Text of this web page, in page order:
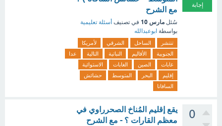
إجابة
مع الشرح
سُئل مارس 10 في تصنيف أسئلة تعليمية
بواسطة ابوعبدالله
تنتشر الساحل الشرقي
لأمريكا
الجنوبية
الأقاليم النباتية التالية
عدا
غابات
الصين الغابات
الاستوائية
إقليم
البحر المتوسط
حشائش
السافانا
0
يقع إقليم المُناخ الصحرراوي في
معظم القارات ؟ - مع الشرح